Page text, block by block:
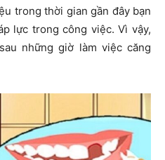
trong thời gian gần đây bạn
lực trong công việc. Vì vậy,
những giờ làm việc căng